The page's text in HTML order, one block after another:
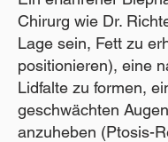
Chirurg wie Dr.
Lage sein, Fett zu
positionieren), eine
Lidfalte zu formen,
geschwächten
anzuheben (Ptosis-